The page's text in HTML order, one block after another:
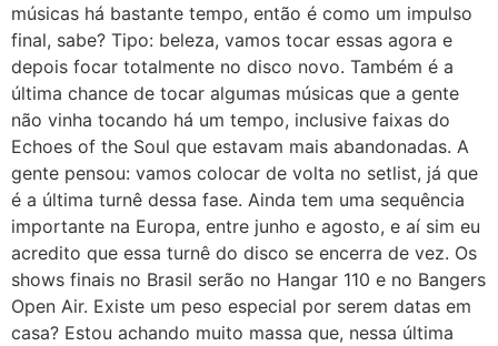
músicas há bastante tempo, então é como um impulso
final, sabe? Tipo: beleza, vamos tocar essas agora e
depois focar totalmente no disco novo. Também é a
última chance de tocar algumas músicas que a gente
não vinha tocando há um tempo, inclusive faixas do
Echoes of the Soul que estavam mais abandonadas. A
gente pensou: vamos colocar de volta no setlist, já que
é a última turnê dessa fase. Ainda tem uma sequência
importante na Europa, entre junho e agosto, e aí sim eu
acredito que essa turnê do disco se encerra de vez. Os
shows finais no Brasil serão no Hangar 110 e no Bangers
Open Air. Existe um peso especial por serem datas em
casa? Estou achando muito massa que, nessa última